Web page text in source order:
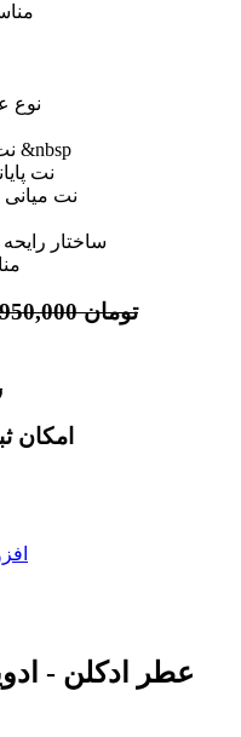
نوع
نت آغازین : رازیانه و بادیان رومی &nbsp
نت
نت
ساختار
950,000 تومان
امکان
عطر ادکلن -